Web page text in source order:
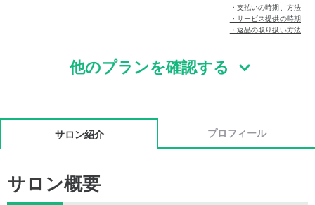
・支払いの時期、方法
・サービス提供の時期
・返品の取り扱い方法
他のプランを確認する
サロン紹介 プロフィール
サロン概要